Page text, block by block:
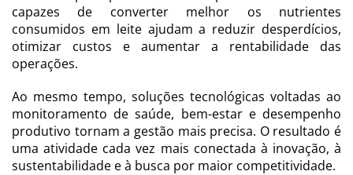
capazes de converter melhor os nutrientes
consumidos em leite ajudam a reduzir desperdícios,
otimizar custos e aumentar a rentabilidade das
operações.
Ao mesmo tempo, soluções tecnológicas voltadas ao
monitoramento de saúde, bem-estar e desempenho
produtivo tornam a gestão mais precisa. O resultado é
uma atividade cada vez mais conectada à inovação, à
sustentabilidade e à busca por maior competitividade.